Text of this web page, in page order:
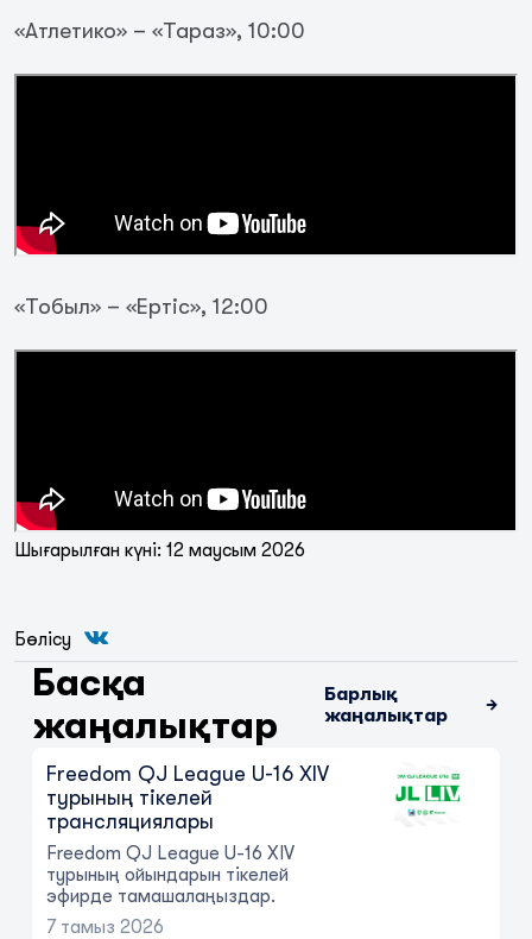
«Атлетико» – «Тараз», 10:00
«Тобыл» – «Ертіс», 12:00
Шығарылған күні: 12 маусым 2026
Бөлісу
Басқа
жаңалықтар
Барлық
жаңалықтар
Freedom QJ League U-15 XIV
турының тікелей трансляциялары
7 тамыз 2026
Freedom QJ League U-16 XIV
турының тікелей
трансляциялары
Freedom QJ League U-16 XIV
турының ойындарын тікелей
эфирде тамашалаңыздар.
7 тамыз 2026